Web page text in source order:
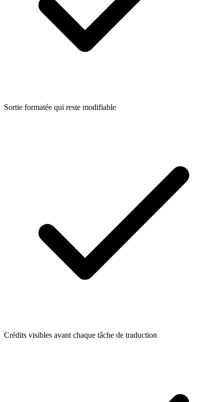
Sortie formatée qui reste modifiable
Crédits visibles avant chaque tâche de traduction